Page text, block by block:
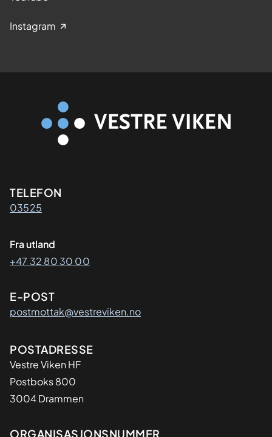
Instagram
Kontaktinformasjon
TELEFON
03525
Fra utland
+47 32 80 30 00
E-POST
postmottak@vestreviken.no
Adresse
POSTADRESSE
Vestre Viken HF
Postboks 800
3004 Drammen
ORGANISASJONSNUMMER